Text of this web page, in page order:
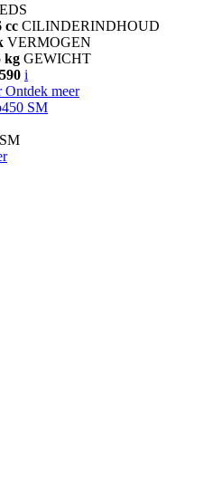
cc CILINDERINDHOUD
VERMOGEN
kg GEWICHT
i
Ontdek meer
SM